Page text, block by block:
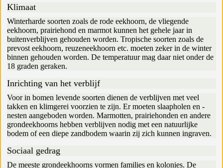
Klimaat
Winterharde soorten zoals de rode eekhoorn, de vliegende
eekhoorn, prairiehond en marmot kunnen het gehele jaar in
buitenverblijven gehouden worden. Tropische soorten zoals de
prevost eekhoorn, reuzeneekhoorn etc. moeten zeker in de winter
binnen gehouden worden. De temperatuur mag daar niet onder de
18 graden geraken.
Inrichting van het verblijf
Voor in bomen levende soorten dienen de verblijven met veel
takken en klimgerei voorzien te zijn. Er moeten slaapholen en -
nesten aangeboden worden. Marmotten, prairiehonden en andere
grondeekhoorns hebben verblijven nodig met een natuurlijke
bodem of een diepe zandbodem waarin zij zich kunnen ingraven.
Sociaal gedrag
De meeste grondeekhoorns vormen families en kolonies. De